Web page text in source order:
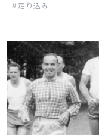
走り込み